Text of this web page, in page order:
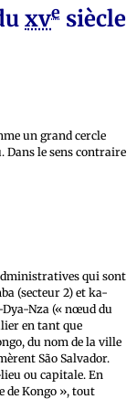
xve siècle
un grand cercle
Dans le sens contraire
qui sont
(secteur 2) et ka-
Nza (« nœud du
en tant que
du nom de la ville
São Salvador.
ou capitale. En
de Kongo », tout